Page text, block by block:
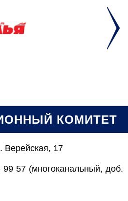
КОМИТЕТ
Верейская, 17
57 (многоканальный, доб.